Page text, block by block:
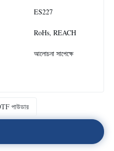
ES227
RoHs, REACH
আলোচনা সাপেক্ষে
পাউডার